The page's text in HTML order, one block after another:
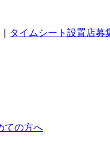
タイムシート設置店募